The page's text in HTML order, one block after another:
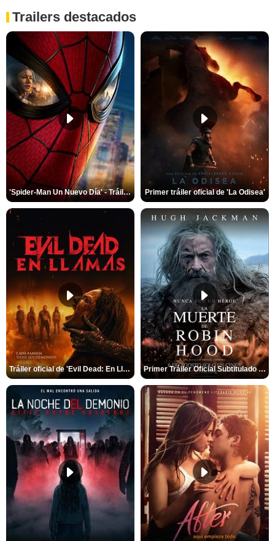
Trailers destacados
'Spider-Man Un Nuevo Día' - Tráiler oficial subtitulado Primer tráiler oficial de 'La Odisea'
Tráiler oficial de 'Evil Dead: En Llamas' Primer Tráiler Oficial Subtitulado de 'La Muerte de Robin Hood'